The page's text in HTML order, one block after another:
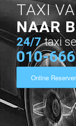
TAXI
NAAR
24/7 taxi
010-
Online